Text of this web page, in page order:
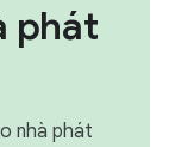
phát
nhà phát